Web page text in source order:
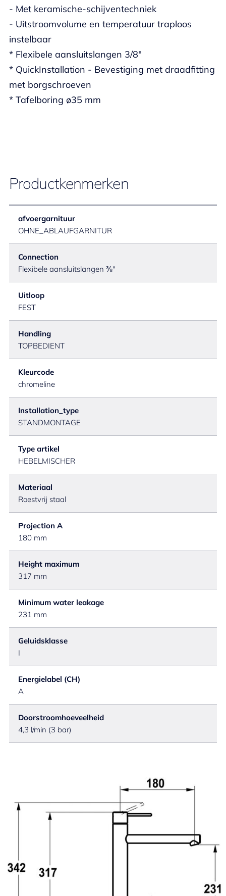
- Met keramische-schijventechniek
- Uitstroomvolume en temperatuur traploos
instelbaar
* Flexibele aansluitslangen 3/8"
* QuickInstallation - Bevestiging met draadfitting
met borgschroeven
* Tafelboring ø35 mm
Productkenmerken
afvoergarnituur
OHNE_ABLAUFGARNITUR
Connection
Flexibele aansluitslangen ⅜"
Uitloop
FEST
Handling
TOPBEDIENT
Kleurcode
chromeline
Installation_type
STANDMONTAGE
Type artikel
HEBELMISCHER
Materiaal
Roestvrij staal
Projection A
180 mm
Height maximum
317 mm
Minimum water leakage
231 mm
Geluidsklasse
I
Energielabel (CH)
A
Doorstroomhoeveelheid
4,3 l/min (3 bar)